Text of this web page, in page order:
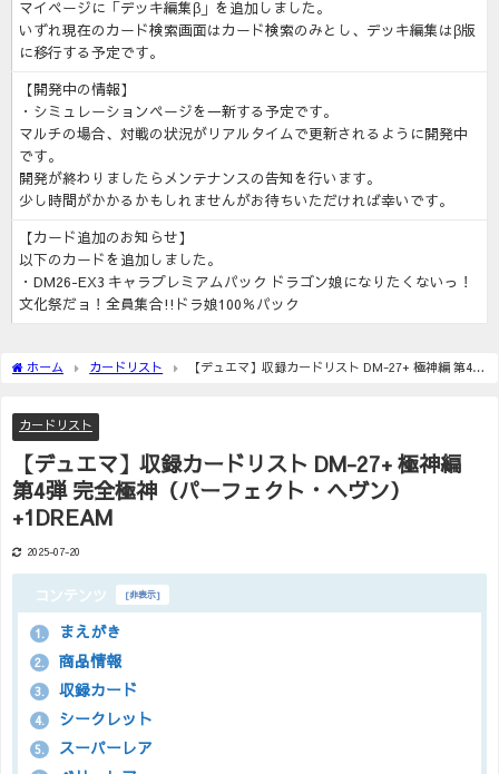
マイページに「デッキ編集β」を追加しました。
いずれ現在のカード検索画面はカード検索のみとし、デッキ編集はβ版
に移行する予定です。
【開発中の情報】
・シミュレーションページを一新する予定です。
マルチの場合、対戦の状況がリアルタイムで更新されるように開発中
です。
開発が終わりましたらメンテナンスの告知を行います。
少し時間がかかるかもしれませんがお待ちいただければ幸いです。
【カード追加のお知らせ】
以下のカードを追加しました。
・DM26-EX3 キャラプレミアムパック ドラゴン娘になりたくないっ！
文化祭だョ！全員集合!!ドラ娘100％パック
ホーム カードリスト
【デュエマ】収録カードリスト DM-27+ 極神編 第4弾
カードリスト
【デュエマ】収録カードリスト DM-27+ 極神編
第4弾 完全極神（パーフェクト・ヘヴン）
+1DREAM
2025-07-20
コンテンツ [非表示]
1. まえがき
2. 商品情報
3. 収録カード
4. シークレット
5. スーパーレア